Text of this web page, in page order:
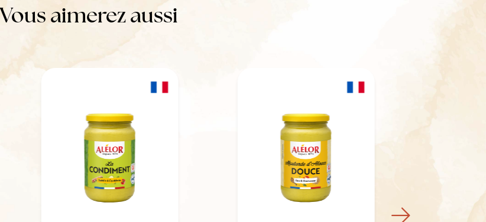
Vous aimerez aussi